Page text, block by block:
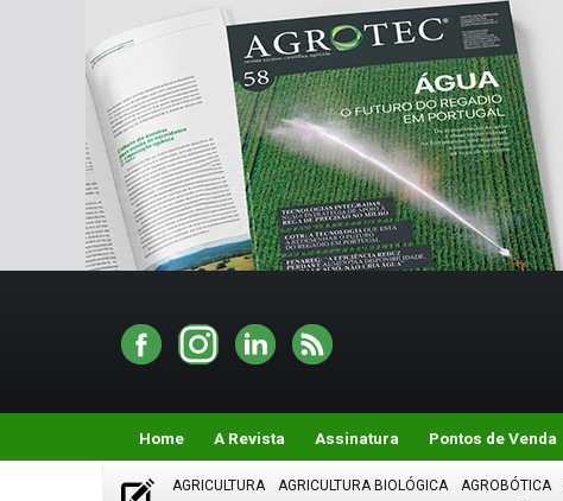
Home A Revista Assinatura Pontos de Venda
AGRICULTURA AGRICULTURA BIOLÓGICA AGROBÓTICA